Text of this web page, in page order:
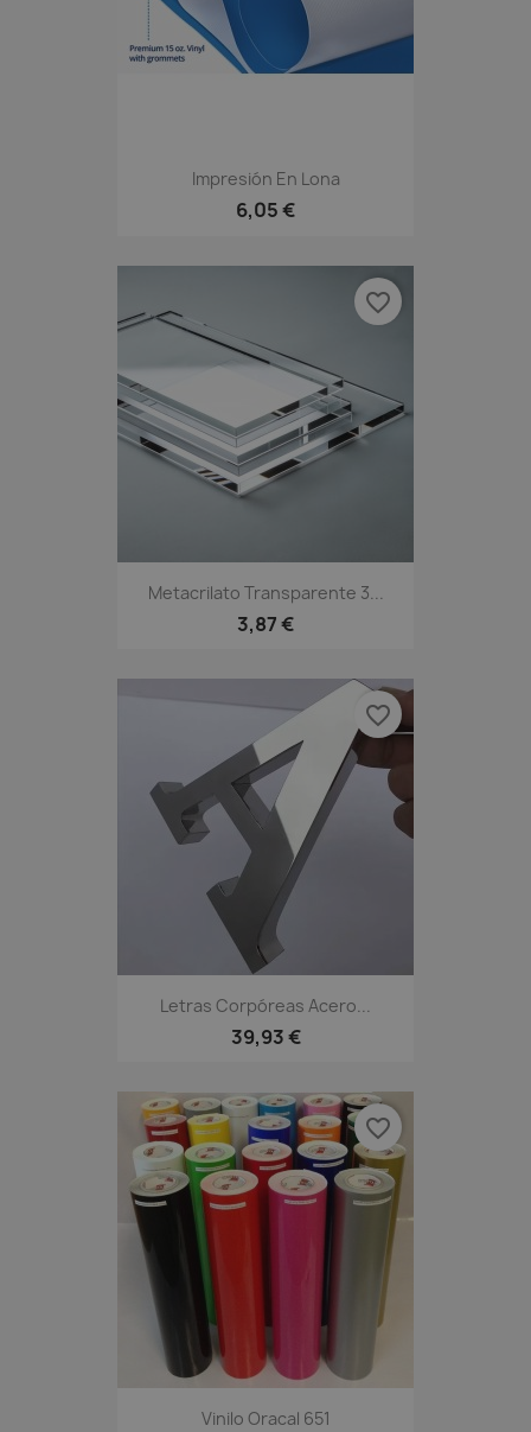
Impresión En Lona
6,05 €
Metacrilato Transparente 3...
3,87 €
favorite_border
Letras Corpóreas Acero...
39,93 €
favorite_border
Vinilo Oracal 651
favorite_border